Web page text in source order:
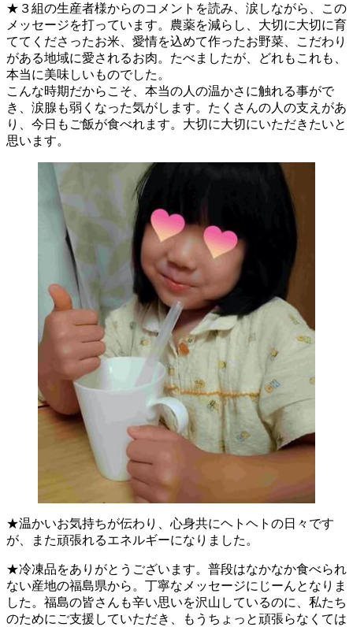
★３組の生産者様からのコメントを読み、涙しながら、この
メッセージを打っています。農薬を減らし、大切に大切に育
ててくださったお米、愛情を込めて作ったお野菜、こだわり
がある地域に愛されるお肉。たべましたが、どれもこれも、
本当に美味しいものでした。
こんな時期だからこそ、本当の人の温かさに触れる事がで
き、涙腺も弱くなった気がします。たくさんの人の支えがあ
り、今日もご飯が食べれます。大切に大切にいただきたいと
思います。
★温かいお気持ちが伝わり、心身共にヘトヘトの日々です
が、また頑張れるエネルギーになりました。
★冷凍品をありがとうございます。普段はなかなか食べられ
ない産地の福島県から。丁寧なメッセージにじーんとなりま
した。福島の皆さんも辛い思いを沢山しているのに、私たち
のためにご支援していただき、もうちょっと頑張らなくては